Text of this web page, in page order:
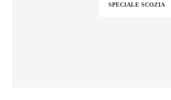
SPECIALE SCOZIA